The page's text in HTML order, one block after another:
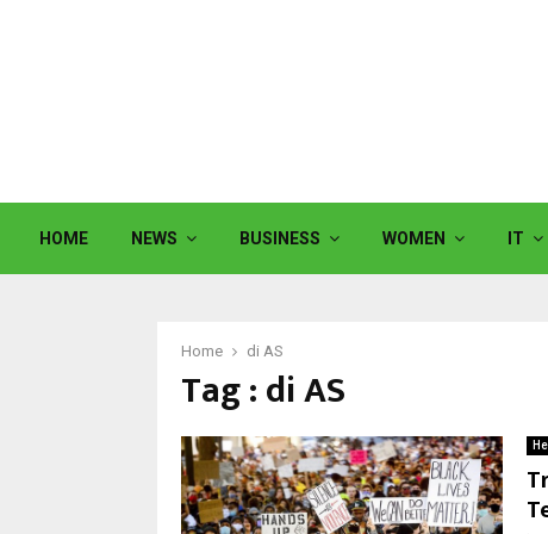
HOME NEWS BUSINESS WOMEN IT
Home di AS
Tag : di AS